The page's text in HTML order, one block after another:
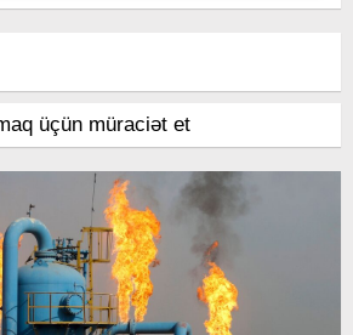
üçün müraciət et